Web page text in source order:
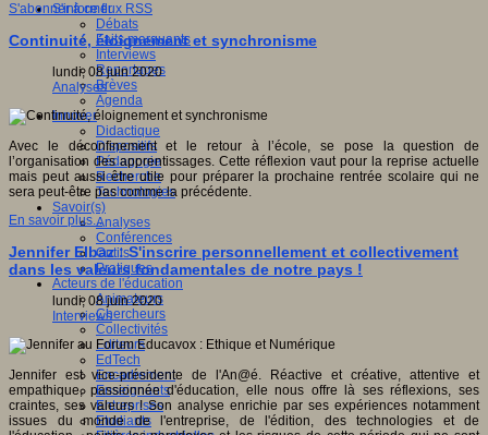
S'informer
Débats
Faits marquants
Interviews
Reportages
Brèves
Agenda
Innover
Didactique
Dispositifs
Pédagogie
Recherche
Technologies
Savoir(s)
Analyses
Conférences
Outils
Pratiques
Acteurs de l'éducation
Animateurs
Chercheurs
Collectivités
Editeurs
EdTech
Encadrement
Enseignants
Entreprises
Etudiants
S'abonner à ce flux RSS
Continuité, éloignement et synchronisme
lundi, 08 juin 2020
Analyses
Avec le déconfinement et le retour à l’école, se pose la question de
l’organisation des apprentissages. Cette réflexion vaut pour la reprise actuelle
mais peut aussi être utile pour préparer la prochaine rentrée scolaire qui ne
sera peut-être pas comme la précédente.
En savoir plus...
Jennifer Elbaz : S'inscrire personnellement et collectivement
dans les valeurs fondamentales de notre pays !
lundi, 08 juin 2020
Interviews
Jennifer est vice-présidente de l'An@é. Réactive et créative, attentive et
empathique, passionnée d'éducation, elle nous offre là ses réflexions, ses
craintes, ses valeurs ! Son analyse enrichie par ses expériences notamment
issues du monde de l'entreprise, de l'édition, des technologies et de